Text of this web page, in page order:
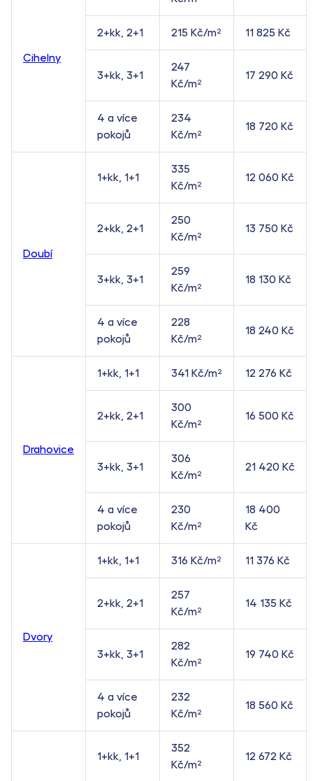
Cihelny
2+kk, 2+1 215 Kč/m² 11 825 Kč
3+kk, 3+1
247
Kč/m²
17 290 Kč
4 a více
pokojů
234
Kč/m²
18 720 Kč
Doubí
1+kk, 1+1
335
Kč/m²
12 060 Kč
2+kk, 2+1
250
Kč/m²
13 750 Kč
3+kk, 3+1
259
Kč/m²
18 130 Kč
4 a více
pokojů
228
Kč/m²
18 240 Kč
Drahovice
1+kk, 1+1 341 Kč/m² 12 276 Kč
2+kk, 2+1
300
Kč/m²
16 500 Kč
3+kk, 3+1
306
Kč/m²
21 420 Kč
4 a více
pokojů
230
Kč/m²
18 400
Kč
Dvory
1+kk, 1+1 316 Kč/m² 11 376 Kč
2+kk, 2+1
257
Kč/m²
14 135 Kč
3+kk, 3+1
282
Kč/m²
19 740 Kč
4 a více
pokojů
232
Kč/m²
18 560 Kč
1+kk, 1+1
352
Kč/m²
12 672 Kč